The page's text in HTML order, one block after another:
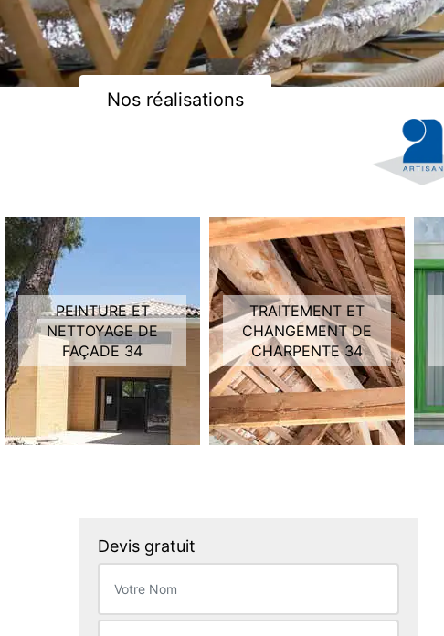
Nos réalisations
PEINTURE ET
NETTOYAGE DE
FAÇADE 34
TRAITEMENT ET
CHANGEMENT DE
CHARPENTE 34
Devis gratuit